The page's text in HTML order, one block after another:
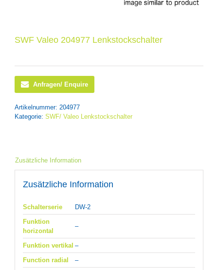
SWF Valeo 204977 Lenkstockschalter
Anfragen/ Enquire
Artikelnummer: 204977
Kategorie: SWF/ Valeo Lenkstockschalter
Zusätzliche Information
Zusätzliche Information
Schalterserie
DW-2
Funktion
horizontal
–
Funktion vertikal –
Function radial
–